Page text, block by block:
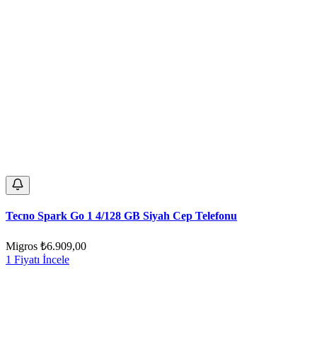
Tecno Spark Go 1 4/128 GB Siyah Cep Telefonu
Migros ₺6.909,00
1 Fiyatı İncele